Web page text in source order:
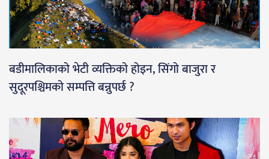
बडीमालिकाको भेटी व्यक्तिको होइन, सिंगो बाजुरा र
सुदूरपश्चिमको सम्पत्ति बन्नुपर्छ ?